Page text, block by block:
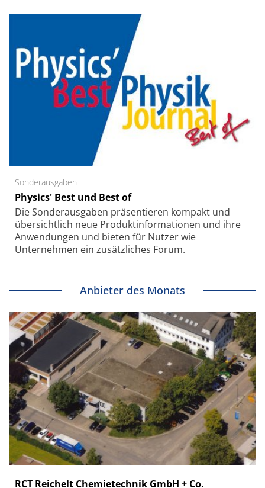
Sonderausgaben
Physics' Best und Best of
Die Sonder­ausgaben präsentieren kompakt und
übersichtlich neue Produkt­informationen und ihre
Anwendungen und bieten für Nutzer wie
Unternehmen ein zusätzliches Forum.
Anbieter des Monats
RCT Reichelt Chemietechnik GmbH + Co.